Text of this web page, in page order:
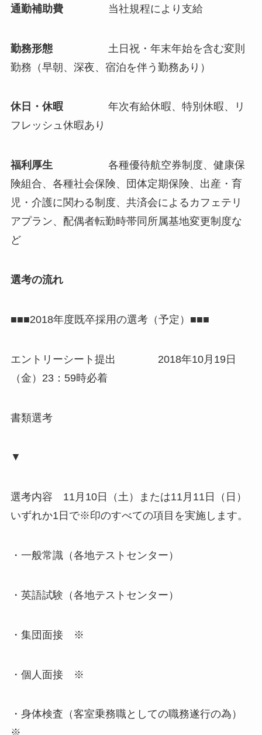
通勤補助費 当社規程により支給
勤務形態
土日祝・年末年始を含む変則
勤務（早朝、深夜、宿泊を伴う勤務あり）
休日・休暇 年次有給休暇、特別休暇、リ
フレッシュ休暇あり
福利厚生 各種優待航空券制度、健康保
険組合、各種社会保険、団体定期保険、出産・育
児・介護に関わる制度、共済会によるカフェテリ
アプラン、配偶者転勤時帯同所属基地変更制度な
ど
選考の流れ
■■■2018年度既卒採用の選考（予定）■■■
エントリーシート提出 2018年10月19日
（金）23：59時必着
書類選考
▼
選考内容 11月10日（土）または11月11日（日）
いずれか1日で※印のすべての項目を実施します。
・一般常識（各地テストセンター）
・英語試験（各地テストセンター）
・集団面接 ※
・個人面接 ※
・身体検査（客室乗務職としての職務遂行の為）